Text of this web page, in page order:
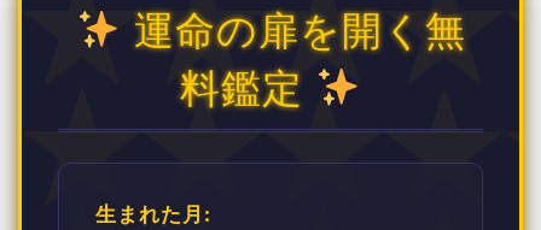
運命の扉を開く無
料鑑定
生まれた月: